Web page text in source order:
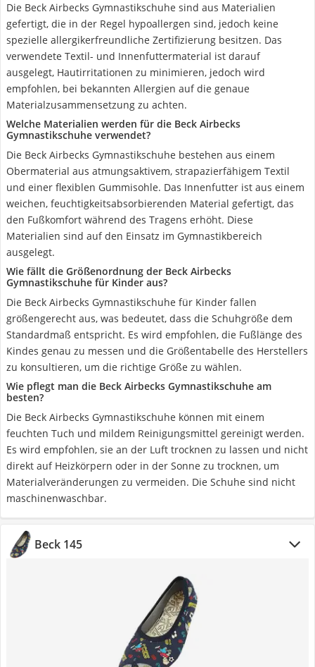
Die Beck Airbecks Gymnastikschuhe sind aus Materialien
gefertigt, die in der Regel hypoallergen sind, jedoch keine
spezielle allergikerfreundliche Zertifizierung besitzen. Das
verwendete Textil- und Innenfuttermaterial ist darauf
ausgelegt, Hautirritationen zu minimieren, jedoch wird
empfohlen, bei bekannten Allergien auf die genaue
Materialzusammensetzung zu achten.
Welche Materialien werden für die Beck Airbecks
Gymnastikschuhe verwendet?
Die Beck Airbecks Gymnastikschuhe bestehen aus einem
Obermaterial aus atmungsaktivem, strapazierfähigem Textil
und einer flexiblen Gummisohle. Das Innenfutter ist aus einem
weichen, feuchtigkeitsabsorbierenden Material gefertigt, das
den Fußkomfort während des Tragens erhöht. Diese
Materialien sind auf den Einsatz im Gymnastikbereich
ausgelegt.
Wie fällt die Größenordnung der Beck Airbecks
Gymnastikschuhe für Kinder aus?
Die Beck Airbecks Gymnastikschuhe für Kinder fallen
größengerecht aus, was bedeutet, dass die Schuhgröße dem
Standardmaß entspricht. Es wird empfohlen, die Fußlänge des
Kindes genau zu messen und die Größentabelle des Herstellers
zu konsultieren, um die richtige Größe zu wählen.
Wie pflegt man die Beck Airbecks Gymnastikschuhe am
besten?
Die Beck Airbecks Gymnastikschuhe können mit einem
feuchten Tuch und mildem Reinigungsmittel gereinigt werden.
Es wird empfohlen, sie an der Luft trocknen zu lassen und nicht
direkt auf Heizkörpern oder in der Sonne zu trocknen, um
Materialveränderungen zu vermeiden. Die Schuhe sind nicht
maschinenwaschbar.
Beck 145